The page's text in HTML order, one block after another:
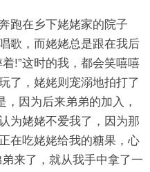
在乡下姥姥家的院子
歌，而姥姥总是跟在我后
!”这时的我，都会笑嘻嘻
了，姥姥则宠溺地拍打了
，因为后来弟弟的加入，
为姥姥不爱我了，因为那
在吃姥姥给我的糖果，心
来了，就从我手中拿了一